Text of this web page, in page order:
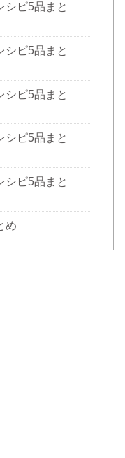
シピ5品まと
シピ5品まと
シピ5品まと
シピ5品まと
シピ5品まと
め